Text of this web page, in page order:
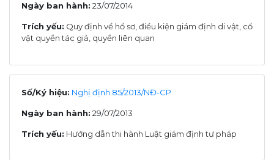
Ngày ban hành: 23/07/2014
Trích yếu: Quy định về hồ sơ, điều kiện giám định di vật, cổ
vật quyền tác giả, quyền liên quan
Số/Ký hiệu: Nghị định 85/2013/NĐ-CP
Ngày ban hành: 29/07/2013
Trích yếu: Hướng dẫn thi hành Luật giám định tư pháp